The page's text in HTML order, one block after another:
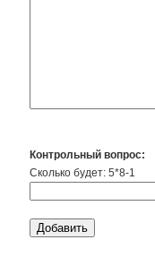
Контрольный вопрос:
Сколько будет: 5*8-1